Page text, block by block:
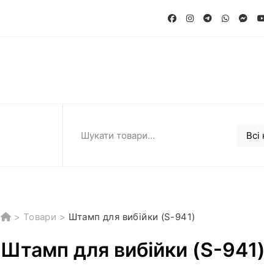
> Товари > Штамп для вибійки (S-941)
Штамп для вибійки (S-941)